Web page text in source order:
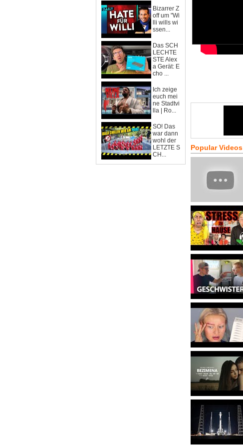
Bizarrer Z
off um "Wi
lli wills wi
ssen...
Das SCH
LECHTE
STE Alex
a Gerät: E
cho ...
Ich zeige
euch mei
ne Stadtvi
lla | Ro...
SO! Das
war dann
wohl der
LETZTE S
CH...
Popular Videos